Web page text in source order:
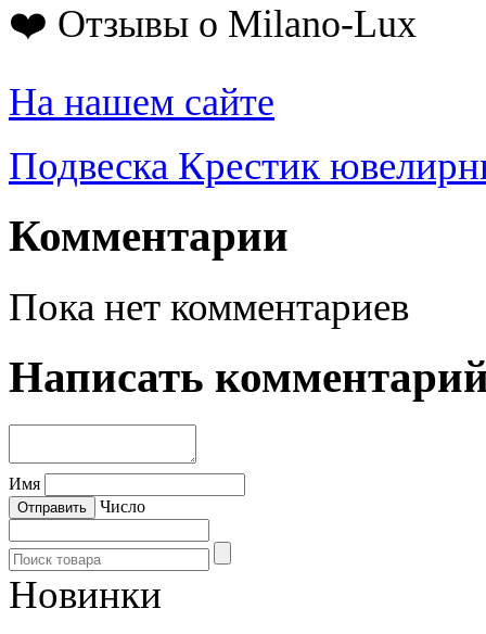
❤️ Отзывы о Milano-Lux
На нашем сайте
Подвеска Крестик
Комментарии
Пока нет комментариев
Написать
Имя
Число
Новинки